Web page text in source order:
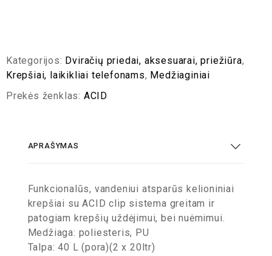
Kategorijos: Dviračių priedai, aksesuarai, priežiūra,
Krepšiai, laikikliai telefonams, Medžiaginiai
Prekės ženklas: ACID
APRAŠYMAS
Funkcionalūs, vandeniui atsparūs kelioniniai
krepšiai su ACID clip sistema greitam ir
patogiam krepšių uždėjimui, bei nuėmimui.
Medžiaga: poliesteris, PU
Talpa: 40 L (pora)(2 x 20ltr)